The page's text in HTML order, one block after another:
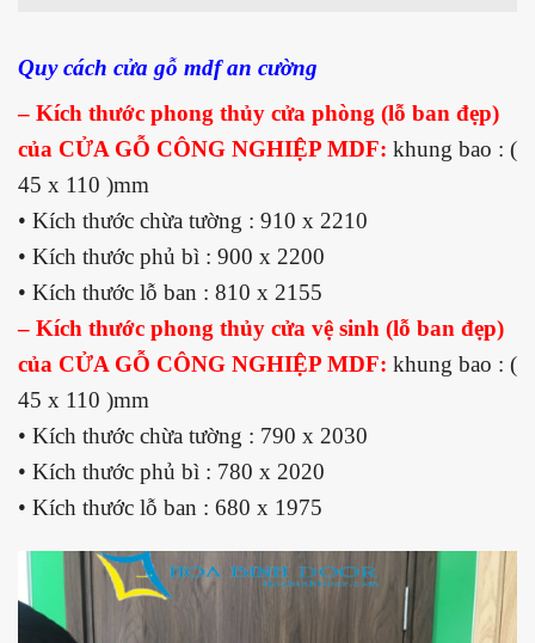
Quy cách cửa gỗ mdf an cường
– Kích thước phong thủy cửa phòng (lỗ ban đẹp)
của CỬA GỖ CÔNG NGHIỆP MDF: khung bao : (
45 x 110 )mm
• Kích thước chừa tường : 910 x 2210
• Kích thước phủ bì : 900 x 2200
• Kích thước lỗ ban : 810 x 2155
– Kích thước phong thủy cửa vệ sinh (lỗ ban đẹp)
của CỬA GỖ CÔNG NGHIỆP MDF: khung bao : (
45 x 110 )mm
• Kích thước chừa tường : 790 x 2030
• Kích thước phủ bì : 780 x 2020
• Kích thước lỗ ban : 680 x 1975